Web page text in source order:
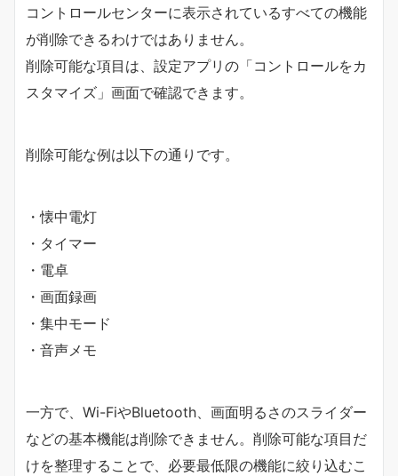
コントロールセンターに表示されているすべての機能
が削除できるわけではありません。
削除可能な項目は、設定アプリの「コントロールをカ
スタマイズ」画面で確認できます。
削除可能な例は以下の通りです。
・懐中電灯
・タイマー
・電卓
・画面録画
・集中モード
・音声メモ
一方で、Wi-FiやBluetooth、画面明るさのスライダー
などの基本機能は削除できません。削除可能な項目だ
けを整理することで、必要最低限の機能に絞り込むこ